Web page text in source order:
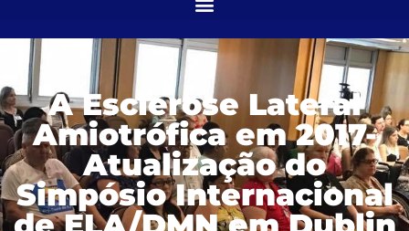
A Esclerose Lateral
Amiotrófica em 2017-
Atualização do
Simpósio Internacional